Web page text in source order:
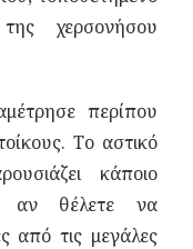
χερσονήσου
περίπου
Το αστικό
κάποιο
αν θέλετε να
από τις μεγάλες